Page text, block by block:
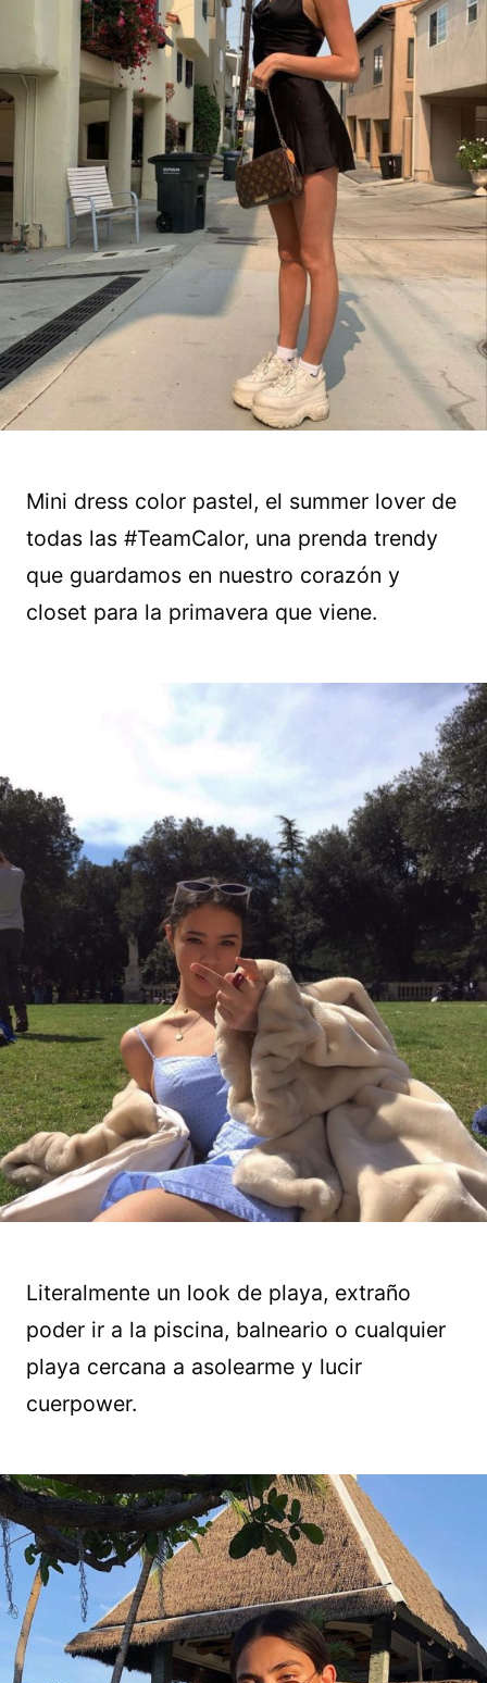
Mini dress color pastel, el summer lover de
todas las #TeamCalor, una prenda trendy
que guardamos en nuestro corazón y
closet para la primavera que viene.
Literalmente un look de playa, extraño
poder ir a la piscina, balneario o cualquier
playa cercana a asolearme y lucir
cuerpower.